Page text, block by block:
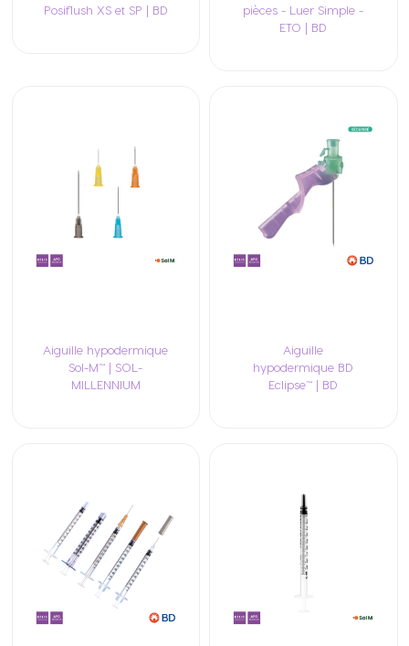
Posiflush XS et SP | BD
pièces - Luer Simple -
ETO | BD
Aiguille hypodermique
Sol-M™ | SOL-
MILLENNIUM
Aiguille
hypodermique BD
Eclipse™ | BD